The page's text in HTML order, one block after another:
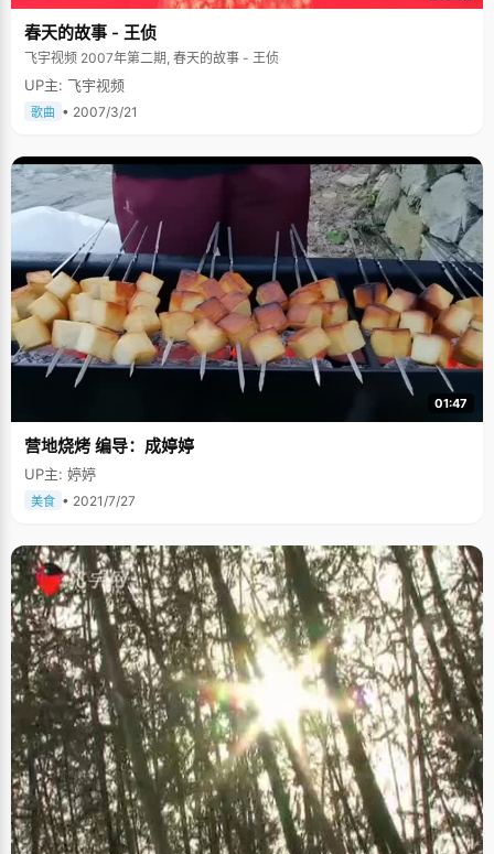
春天的故事 - 王侦
飞宇视频 2007年第二期, 春天的故事 - 王侦
UP主: 飞宇视频
歌曲 • 2007/3/21
01:47
营地烧烤 编导：成婷婷
UP主: 婷婷
美食 • 2021/7/27